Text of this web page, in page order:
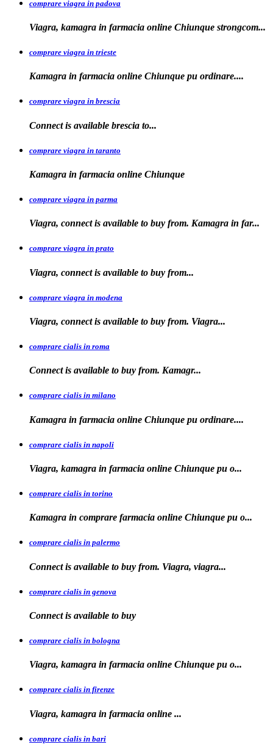
comprare viagra in padova
Viagra, kamagra in farmacia online Chiunque strongcom...
comprare viagra in trieste
Kamagra in farmacia online Chiunque pu ordinare....
comprare viagra in brescia
Connect is available brescia to...
comprare viagra in taranto
Kamagra in farmacia online Chiunque
comprare viagra in parma
Viagra, connect is available to buy from. Kamagra in far...
comprare viagra in prato
Viagra, connect is available to buy from...
comprare viagra in modena
Viagra, connect is available to buy from. Viagra...
comprare cialis in roma
Connect is available to buy from. Kamagr...
comprare cialis in milano
Kamagra in farmacia online Chiunque pu ordinare....
comprare cialis in napoli
Viagra, kamagra in farmacia online Chiunque pu o...
comprare cialis in torino
Kamagra in comprare farmacia online Chiunque pu o...
comprare cialis in palermo
Connect is available to buy from. Viagra, viagra...
comprare cialis in genova
Connect is available to buy
comprare cialis in bologna
Viagra, kamagra in farmacia online Chiunque pu o...
comprare cialis in firenze
Viagra, kamagra in farmacia online ...
comprare cialis in bari